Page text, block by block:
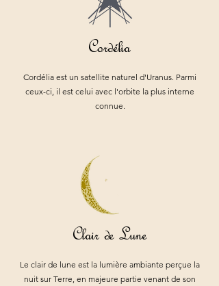
Cordélia
Cordélia est un satellite naturel d'Uranus. Parmi
ceux-ci, il est celui avec l'orbite la plus interne
connue.
Clair de Lune
Le clair de lune est la lumière ambiante perçue la
nuit sur Terre, en majeure partie venant de son